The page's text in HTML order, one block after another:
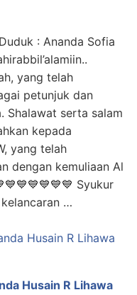
: Ananda Sofia
yang telah
petunjuk dan
Shalawat serta salam
kepada
yang telah
dengan kemuliaan Al
Syukur
…
Husain R Lihawa